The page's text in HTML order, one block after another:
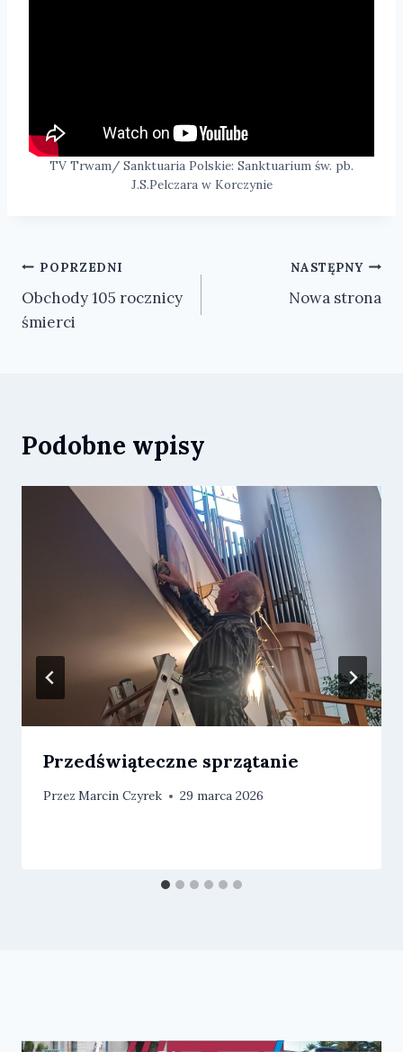
TV Trwam/ Sanktuaria Polskie: Sanktuarium św. pb.
J.S.Pelczara w Korczynie
Nawigacja
wpisu
POPRZEDNI
Obchody 105 rocznicy
śmierci
NASTĘPNY
Nowa strona
Podobne wpisy
Przedświąteczne sprzątanie
Przez Marcin Czyrek 29 marca 2026